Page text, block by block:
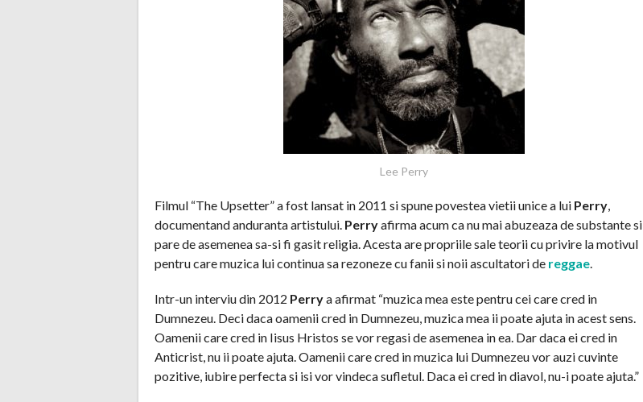
Lee Perry
Filmul “The Upsetter” a fost lansat in 2011 si spune povestea vietii unice a lui Perry,
documentand anduranta artistului. Perryafirma acum ca nu mai abuzeaza de substante si
pare de asemenea sa-si fi gasit religia. Acesta are propriile sale teorii cu privire la motivul
pentru care muzica lui continua sa rezoneze cu fanii si noii ascultatori de reggae.
Intr-un interviu din 2012 Perrya afirmat “muzica mea este pentru cei care cred in
Dumnezeu. Deci daca oamenii cred in Dumnezeu, muzica mea ii poate ajuta in acest sens.
Oamenii care cred in Iisus Hristos se vor regasi de asemenea in ea. Dar daca ei cred in
Anticrist, nu ii poate ajuta. Oamenii care cred in muzica lui Dumnezeu vor auzi cuvinte
pozitive, iubire perfecta si isi vor vindeca sufletul. Daca ei cred in diavol, nu-i poate ajuta.”